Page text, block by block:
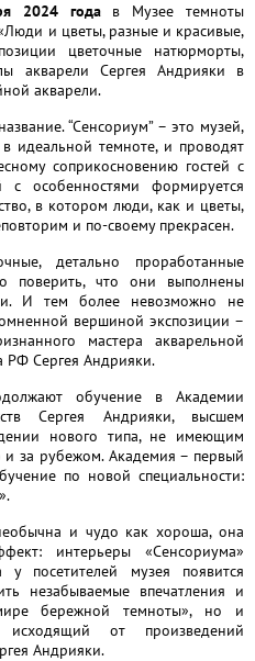
2024 годав Музее темноты
и цветы, разные и красивые,
цветочные натюрморты,
акварели Сергея Андрияки в
акварели.
“Сенсориум” – это музей,
идеальной темноте, и проводят
соприкосновению гостей с
особенностями формируется
в котором люди, как и цветы,
и по-своему прекрасен.
детально проработанные
поверить, что они выполнены
И тем более невозможно не
вершиной экспозиции –
мастера акварельной
РФ Сергея Андрияки.
обучение в Академии
Сергея Андрияки, высшем
нового типа, не имеющим
и за рубежом. Академия – первый
по новой специальности:
и чудо как хороша, она
интерьеры «Сенсориума»
посетителей музея появится
незабываемые впечатления и
бережной темноты», но и
от произведений
Андрияки.